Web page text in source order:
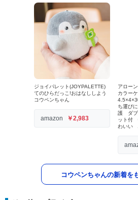
ジョイパレット(JOYPALETTE)
てのひらだっこ!おはなししよう
コウペンちゃん
amazon ￥2,983
アロー
カラー
ち運び
護 ダブ
ット付
わいい
コウペンちゃんの新着を